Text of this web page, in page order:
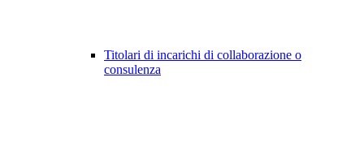
Titolari di incarichi di collaborazione o
consulenza